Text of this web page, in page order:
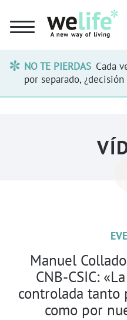
NO TE PIERDAS Cada
por separado,
Manuel
CNB-CSIC:
controlada tanto
como por